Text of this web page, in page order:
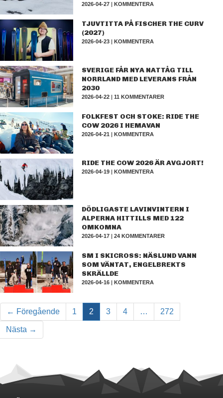
2026-04-27 |KOMMENTERA
TJUVTITTA PÅ FISCHER THE CURV
(2027)
2026-04-23 |KOMMENTERA
SVERIGE FÅR NYA NATTÅG TILL
NORRLAND MED LEVERANS FRÅN
2030
2026-04-22 |11 KOMMENTARER
FOLKFEST OCH STOKE: RIDE THE
COW 2026 I HEMAVAN
2026-04-21 |KOMMENTERA
RIDE THE COW 2026 ÄR AVGJORT!
2026-04-19 |KOMMENTERA
DÖDLIGASTE LAVINVINTERN I
ALPERNA HITTILLS MED 122
OMKOMNA
2026-04-17 |24 KOMMENTARER
SM I SKICROSS: NÄSLUND VANN
SOM VÄNTAT, ENGELBREKTS
SKRÄLLDE
2026-04-16 |KOMMENTERA
← Föregående 1 2 3 4 … 272
Nästa →